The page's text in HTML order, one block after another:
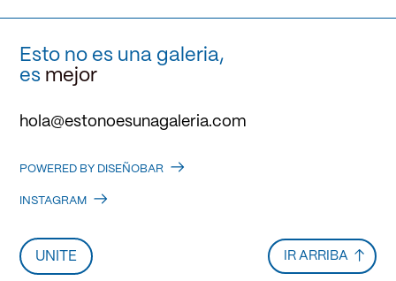
Esto no es una galeria,
es mejor
hola@estonoesunagaleria.com
POWERED BY DISEÑOBAR
INSTAGRAM
UNITE IR ARRIBA